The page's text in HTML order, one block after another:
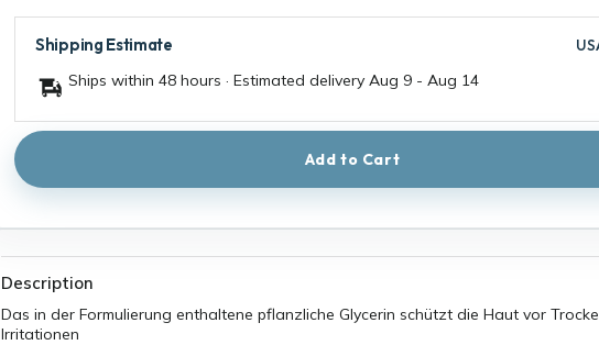
Shipping Estimate
Ships within 48 hours · Estimated delivery Aug 9 - Aug 14
Add to Cart
Description
Das in der Formulierung enthaltene pflanzliche Glycerin schützt die Haut vor
Irritationen